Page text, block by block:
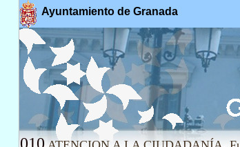
Ayuntamiento de Granada